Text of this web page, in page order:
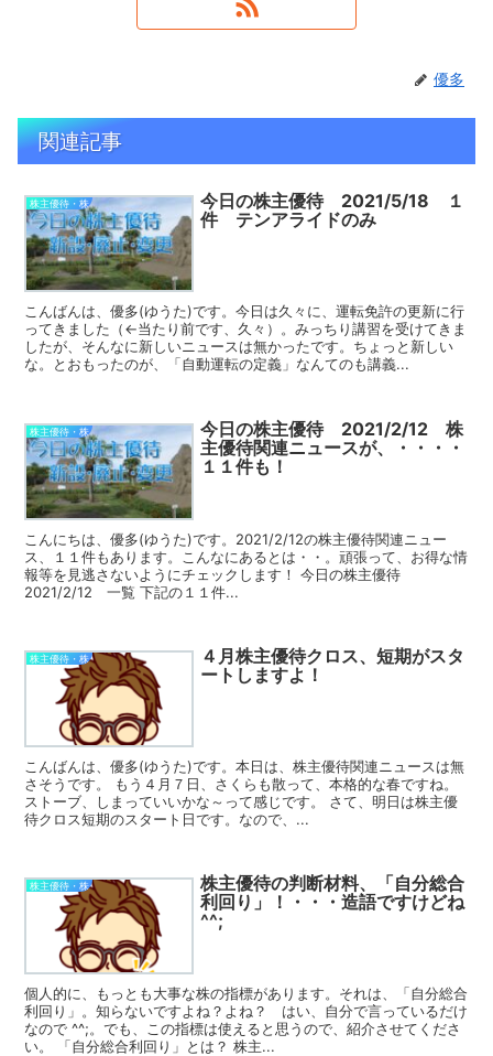
優多
関連記事
株主優待・株
今日の株主優待 2021/5/18 １
件 テンアライドのみ
こんばんは、優多(ゆうた)です。今日は久々に、運転免許の更新に行
ってきました（←当たり前です、久々）。みっちり講習を受けてきま
したが、そんなに新しいニュースは無かったです。ちょっと新しい
な。とおもったのが、「自動運転の定義」なんてのも講義...
株主優待・株
今日の株主優待 2021/2/12 株
主優待関連ニュースが、・・・・
１１件も！
こんにちは、優多(ゆうた)です。2021/2/12の株主優待関連ニュー
ス、１１件もあります。こんなにあるとは・・。頑張って、お得な情
報等を見逃さないようにチェックします！ 今日の株主優待
2021/2/12 一覧 下記の１１件...
株主優待・株
４月株主優待クロス、短期がスタ
ートしますよ！
こんばんは、優多(ゆうた)です。本日は、株主優待関連ニュースは無
さそうです。 もう４月７日、さくらも散って、本格的な春ですね。
ストーブ、しまっていいかな～って感じです。 さて、明日は株主優
待クロス短期のスタート日です。なので、...
株主優待・株
株主優待の判断材料、「自分総合
利回り」！・・・造語ですけどね
^^;
個人的に、もっとも大事な株の指標があります。それは、「自分総合
利回り」。知らないですよね？よね？ はい、自分で言っているだけ
なので ^^;。でも、この指標は使えると思うので、紹介させてくださ
い。 「自分総合利回り」とは？ 株主...